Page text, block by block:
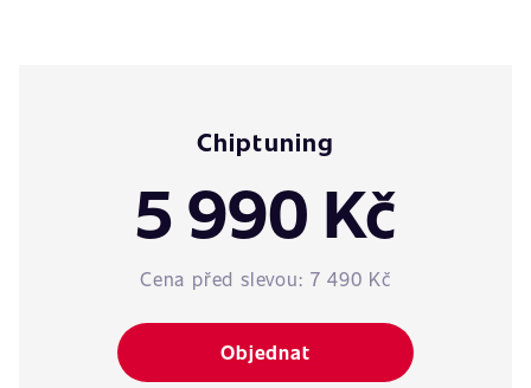
Chiptuning
5 990 Kč
Cena před slevou: 7 490 Kč
Objednat